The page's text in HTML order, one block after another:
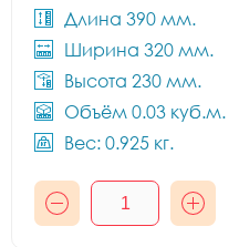
Длина 390 мм.
Ширина 320 мм.
Высота 230 мм.
Объём 0.03 куб.м.
Вес: 0.925 кг.